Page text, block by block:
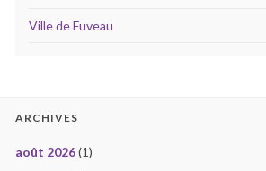
Ville de Fuveau
ARCHIVES
août 2026(1)